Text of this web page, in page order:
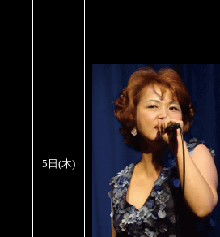
5日(木)